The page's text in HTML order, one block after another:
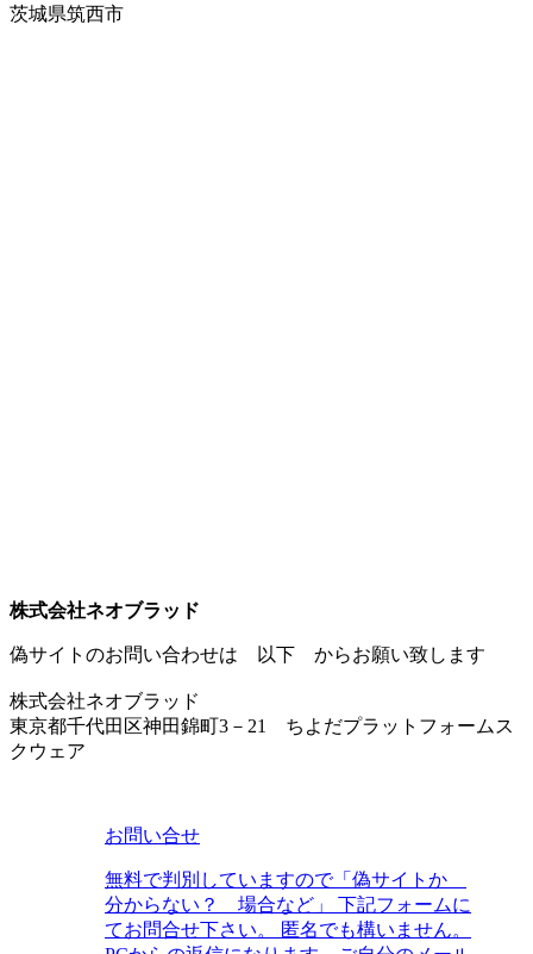
茨城県筑西市
株式会社ネオブラッド
偽サイトのお問い合わせは 以下 からお願い致します
株式会社ネオブラッド
東京都千代田区神田錦町3－21 ちよだプラットフォームス
クウェア
お問い合せ
無料で判別していますので「偽サイトか
分からない？ 場合など」 下記フォームに
てお問合せ下さい。 匿名でも構いません。